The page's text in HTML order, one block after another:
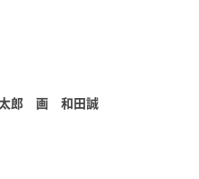
画 和田誠